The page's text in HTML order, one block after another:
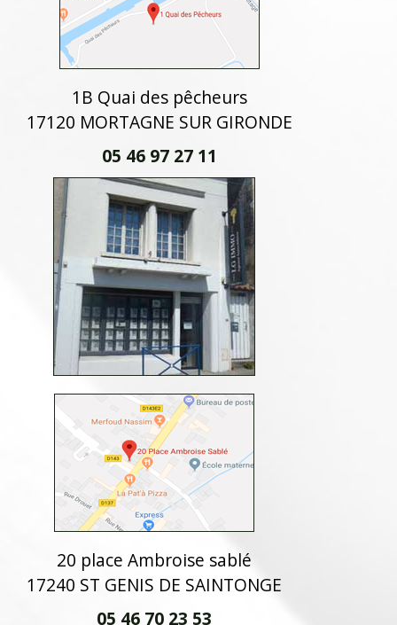
1B Quai des pêcheurs
17120 MORTAGNE SUR GIRONDE
05 46 97 27 11
20 place Ambroise sablé
17240 ST GENIS DE SAINTONGE
05 46 70 23 53